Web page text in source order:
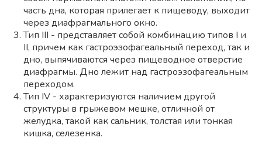
часть дна, которая прилегает к пищеводу, выходит
через диафрагмального окно.
Тип III - представляет собой комбинацию типов I и
II, причем как гастроэзофагеальный переход, так и
дно, выпячиваются через пищеводное отверстие
диафрагмы. Дно лежит над гастроэзофагеальным
переходом.
Тип IV - характеризуются наличием другой
структуры в грыжевом мешке, отличной от
желудка, такой как сальник, толстая или тонкая
кишка, селезенка.